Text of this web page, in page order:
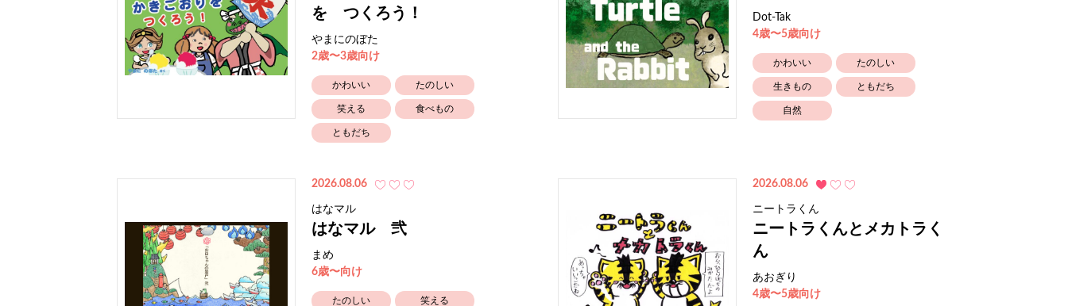
を つくろう！
やまにのぼた
2歳〜3歳向け
かわいい たのしい
笑える 食べもの
ともだち
Dot-Tak
4歳〜5歳向け
かわいい たのしい
生きもの ともだち
自然
2026.08.06
はなマル
はなマル 弐
まめ
6歳〜向け
たのしい 笑える
2026.08.06
ニートラくん
ニートラくんとメカトラく
ん
あおぎり
4歳〜5歳向け